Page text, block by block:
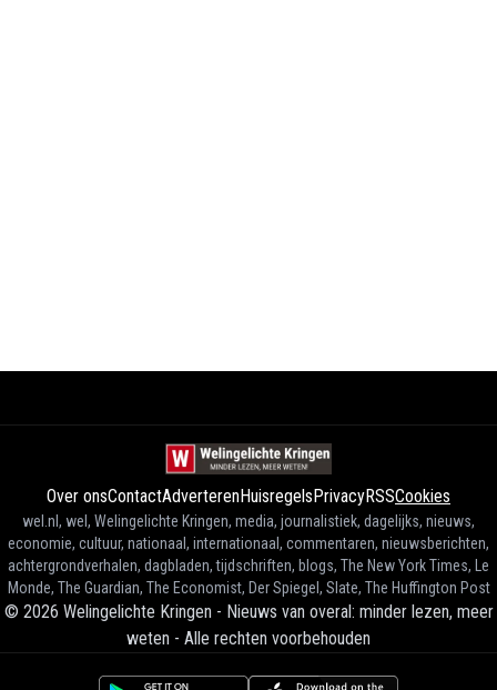
Over onsContactAdverterenHuisregels PrivacyRSSCookies
wel.nl, wel, Welingelichte Kringen, media, journalistiek, dagelijks, nieuws,
economie, cultuur, nationaal, internationaal, commentaren, nieuwsberichten,
achtergrondverhalen, dagbladen, tijdschriften, blogs, The New York Times, Le
Monde, The Guardian, The Economist, Der Spiegel, Slate, The Huffington Post
© 2026 Welingelichte Kringen - Nieuws van overal: minder lezen, meer
weten - Alle rechten voorbehouden